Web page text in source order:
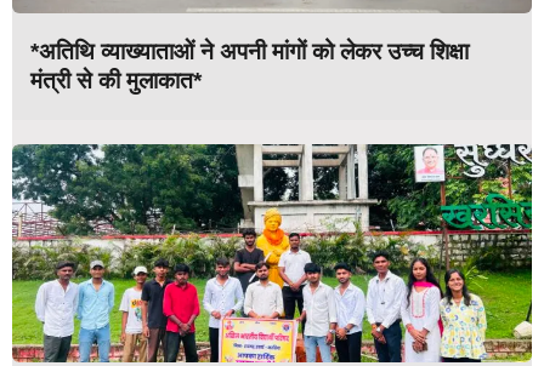
*अतिथि व्याख्याताओं ने अपनी मांगों को लेकर उच्च शिक्षा
मंत्री से की मुलाकात*